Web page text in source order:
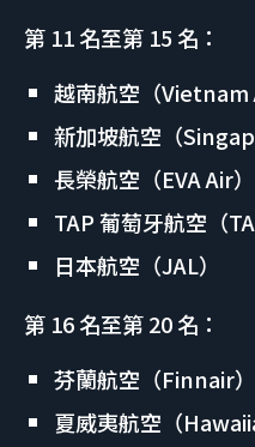
第 11 名至第 15 名：
越南航空（Vietnam
新加坡航空（
長榮航空（EVA Air）
TAP 葡萄牙航空（
日本航空（JAL）
第 16 名至第 20 名：
芬蘭航空（Finnair）
夏威夷航空（